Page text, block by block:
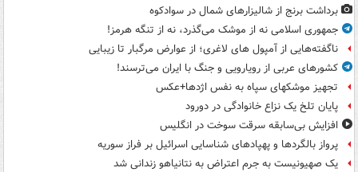
برداشت برنج از شالیزارهای شمال در سوادکوه
جمهوری اسلامی نه از موشک می‌گذرد، نه از تنگه هرمز!
ناگفته‌هایی از آمپول های لاغری؛ از عوارض مرگبار تا زیبایی
کشورهای عربی از رویارویی و جنگ با ایران می‌ترسند!
تجهیز موشکهای سپاه به نفس اژدها+عکس
پایان تلخ یک نزاع خانوادگی در دورود
افزایش بی‌سابقه سرقت سوخت در انگلیس
پرواز بالگردها و پهپادهای شناسایی اسرائیل بر فراز سوریه
یک صهیونیست به جرم اعتراض به نتانیاهو زندانی شد